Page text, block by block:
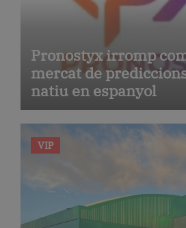
Pronostyx irromp
mercat de
natiu en espanyol
VIP